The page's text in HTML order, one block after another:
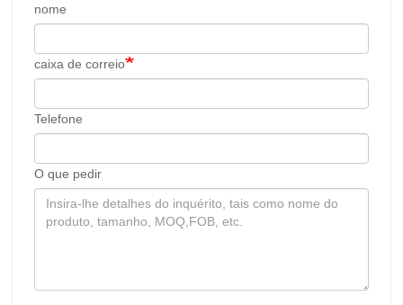
nome
caixa de correio
Telefone
O que pedir